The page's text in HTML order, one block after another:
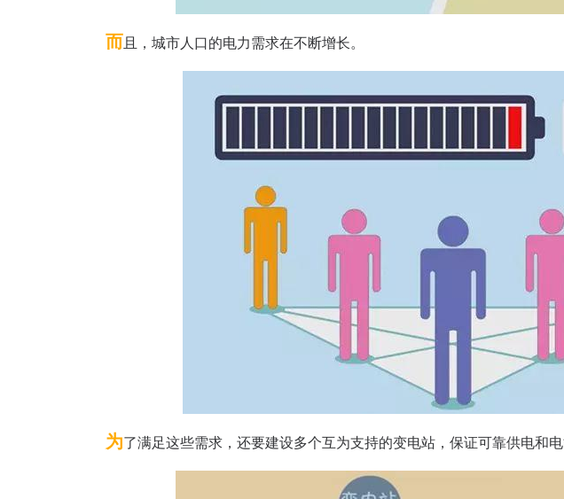
而 且，城市人口的电力需求在不断增长。
为了满足这些需求，还要建设多个互为支持的变电站，保证可靠供电和电